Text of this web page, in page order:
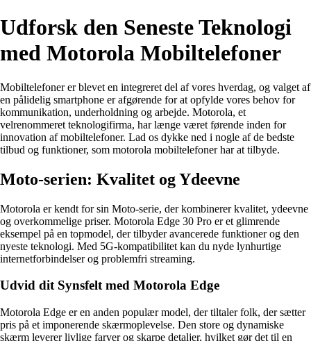
Udforsk den Seneste Teknologi
med Motorola Mobiltelefoner
Mobiltelefoner er blevet en integreret del af vores hverdag, og valget af
en pålidelig smartphone er afgørende for at opfylde vores behov for
kommunikation, underholdning og arbejde. Motorola, et
velrenommeret teknologifirma, har længe været førende inden for
innovation af mobiltelefoner. Lad os dykke ned i nogle af de bedste
tilbud og funktioner, som motorola mobiltelefoner har at tilbyde.
Moto-serien: Kvalitet og Ydeevne
Motorola er kendt for sin Moto-serie, der kombinerer kvalitet, ydeevne
og overkommelige priser. Motorola Edge 30 Pro er et glimrende
eksempel på en topmodel, der tilbyder avancerede funktioner og den
nyeste teknologi. Med 5G-kompatibilitet kan du nyde lynhurtige
internetforbindelser og problemfri streaming.
Udvid dit Synsfelt med Motorola Edge
Motorola Edge er en anden populær model, der tiltaler folk, der sætter
pris på et imponerende skærmoplevelse. Den store og dynamiske
skærm leverer livlige farver og skarpe detaljer, hvilket gør det til en